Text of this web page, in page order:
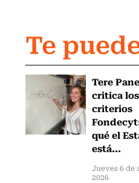
Te
Tere
critica
criterios
qué el
está...
Jueves 6 de
2026